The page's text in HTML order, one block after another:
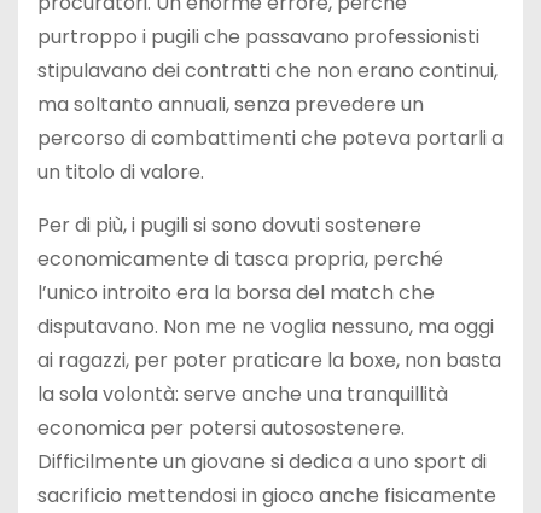
purtroppo i pugili che passavano professionisti
stipulavano dei contratti che non erano continui,
ma soltanto annuali, senza prevedere un
percorso di combattimenti che poteva portarli a
un titolo di valore.
Per di più, i pugili si sono dovuti sostenere
economicamente di tasca propria, perché
l’unico introito era la borsa del match che
disputavano. Non me ne voglia nessuno, ma oggi
ai ragazzi, per poter praticare la boxe, non basta
la sola volontà: serve anche una tranquillità
economica per potersi autosostenere.
Difficilmente un giovane si dedica a uno sport di
sacrificio mettendosi in gioco anche fisicamente